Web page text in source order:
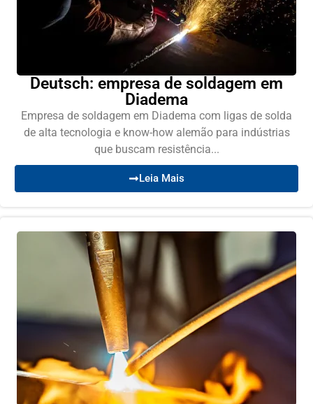
Deutsch: empresa de soldagem em
Diadema
Empresa de soldagem em Diadema com ligas de solda
de alta tecnologia e know-how alemão para indústrias
que buscam resistência...
Leia Mais